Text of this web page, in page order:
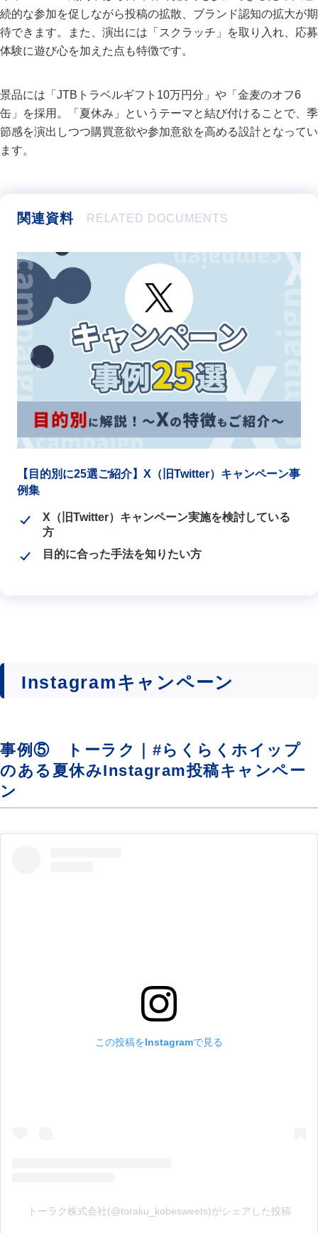
続的な参加を促しながら投稿の拡散、ブランド認知の拡大が期
待できます。また、演出には「スクラッチ」を取り入れ、応募
体験に遊び心を加えた点も特徴です。
景品には「JTBトラベルギフト10万円分」や「金麦のオフ6
缶」を採用。「夏休み」というテーマと結び付けることで、季
節感を演出しつつ購買意欲や参加意欲を高める設計となってい
ます。
関連資料 RELATED DOCUMENTS
【目的別に25選ご紹介】X（旧Twitter）キャンペーン事
例集
X（旧Twitter）キャンペーン実施を検討している
方
目的に合った手法を知りたい方
Instagramキャンペーン
事例⑤ トーラク｜#らくらくホイップ
のある夏休みInstagram投稿キャンペー
ン
この投稿をInstagramで見る
トーラク株式会社(@toraku_kobesweets)がシェアした投稿